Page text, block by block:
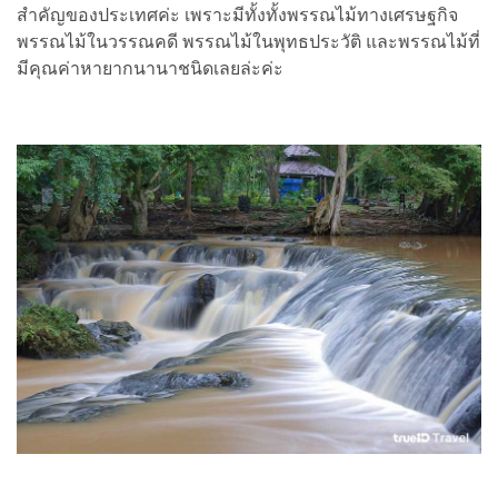
สำคัญของประเทศค่ะ เพราะมีทั้งทั้งพรรณไม้ทางเศรษฐกิจ
พรรณไม้ในวรรณคดี พรรณไม้ในพุทธประวัติ และพรรณไม้ที่
มีคุณค่าหายากนานาชนิดเลยล่ะค่ะ